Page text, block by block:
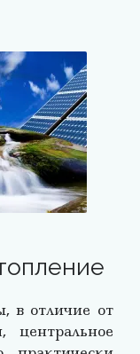
в отличие от
центральное